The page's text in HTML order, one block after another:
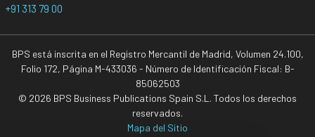
+91 313 79 00
BPS está inscrita en el Registro Mercantil de Madrid, Volumen 24.100,
Folio 172, Página M-433036 - Número de Identificación Fiscal: B-
85062503
© 2026 BPS Business Publications Spain S.L. Todos los derechos
reservados.
Mapa del Sitio